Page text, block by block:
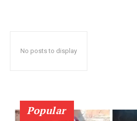
No posts to display
Popular